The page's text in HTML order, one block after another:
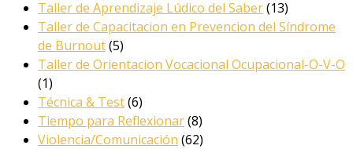
Taller de Aprendizaje Lúdico del Saber(13)
Taller de Capacitacion en Prevencion del Síndrome
de Burnout(5)
Taller de Orientacion Vocacional Ocupacional-O-V-O
(1)
Técnica & Test(6)
Tiempo para Reflexionar(8)
Violencia/Comunicación (62)